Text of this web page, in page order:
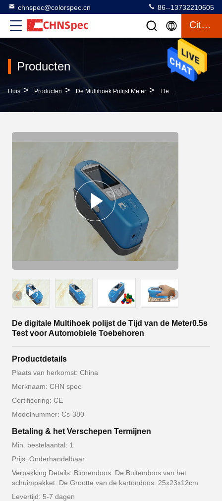
chnspec@colorspec.cn 86--13732210605
Citaat
Producten
Huis > Producten > De Multihoek Polijst Meter > De Digitale Multihoek Polijst De Tijd Van De Meter0.5s Test Voor Automobiele Toebehoren
De digitale Multihoek polijst de Tijd van de Meter0.5s
Test voor Automobiele Toebehoren
Productdetails
Plaats van herkomst: China
Merknaam: CHN spec
Certificering: CE
Modelnummer: Cs-380
Betaling & het Verschepen Termijnen
Min. bestelaantal: 1
Prijs: Onderhandelbaar
Verpakking Details: Binnendoos: De Buitendoos van het
schuimpakket: De Grootte van de kartondoos: 25x23x12cm
Levertijd: 5-7 dagen